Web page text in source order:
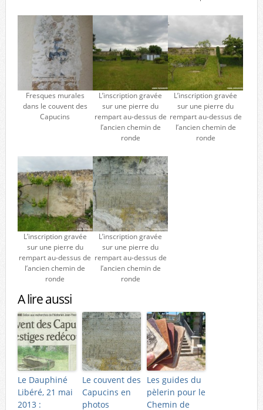
Fresques murales
dans le couvent des
Capucins
L’inscription gravée
sur une pierre du
rempart au-dessus de
l’ancien chemin de
ronde
L’inscription gravée
sur une pierre du
rempart au-dessus de
l’ancien chemin de
ronde
L’inscription gravée
sur une pierre du
rempart au-dessus de
l’ancien chemin de
ronde
L’inscription gravée
sur une pierre du
rempart au-dessus de
l’ancien chemin de
ronde
A lire aussi
Le Dauphiné
Libéré, 21 mai
2013 :
Le couvent des
Capucins en
photos
Les guides du
pèlerin pour le
Chemin de